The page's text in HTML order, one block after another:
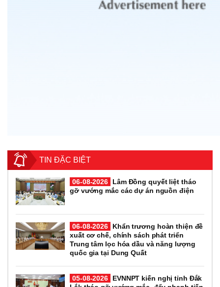
TIN ĐẶC BIỆT
06-08-2026
Lâm Đồng quyết liệt tháo
gỡ vướng mắc các dự án nguồn điện
06-08-2026
Khẩn trương hoàn thiện đề
xuất cơ chế, chính sách phát triển
Trung tâm lọc hóa dầu và năng lượng
quốc gia tại Dung Quất
05-08-2026
EVNNPT kiến nghị tỉnh Đắk